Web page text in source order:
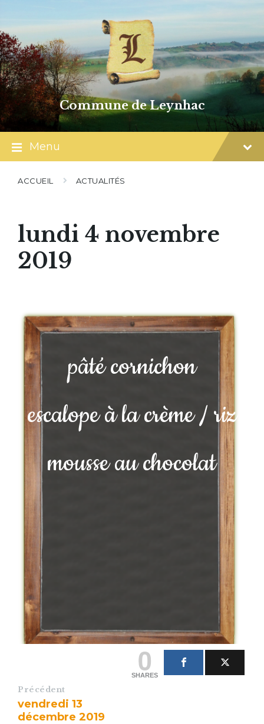
content
main
navigation
footer
Commune de Leynhac
Menu
ACCUEIL ACTUALITÉS
lundi 4 novembre
2019
pâté cornichon
escalope à la crème / riz
mousse au chocolat
0
SHARES
Précédent
vendredi 13
décembre 2019